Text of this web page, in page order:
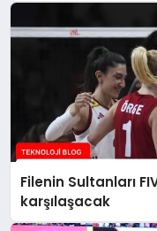
Filenin Sultanları
karşılaşacak